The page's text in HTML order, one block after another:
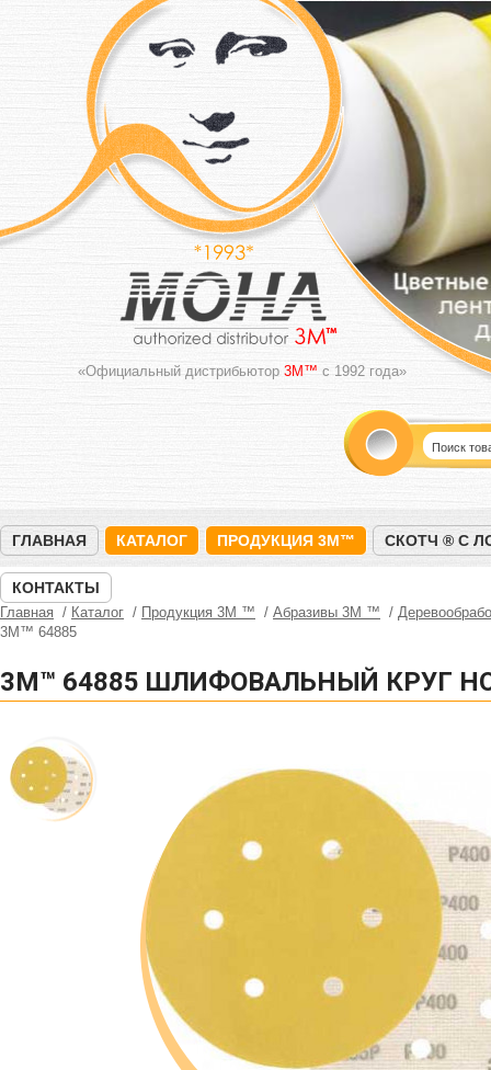
«Официальный дистрибьютор 3M™ с 1992 года»
ГЛАВНАЯ КАТАЛОГ ПРОДУКЦИЯ 3M™ СКОТЧ ® С
КОНТАКТЫ
Главная Каталог Продукция 3M ™ Абразивы 3М ™
3M™ 64885
3M™ 64885 ШЛИФОВАЛЬНЫЙ КРУГ